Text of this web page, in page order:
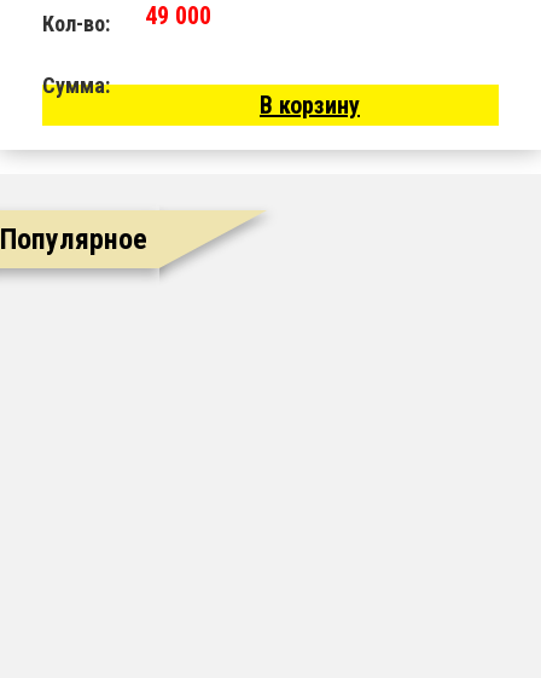
Кол-во:
Сумма:
49 000
В корзину
Популярное